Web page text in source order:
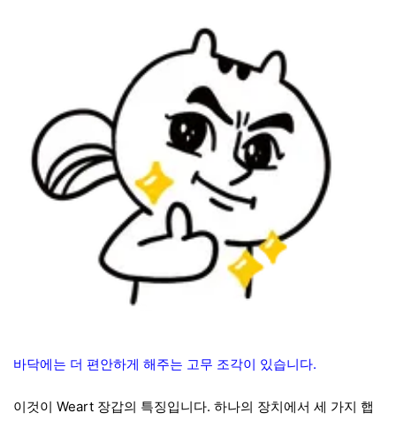
바닥에는 더 편안하게 해주는 고무 조각이 있습니다.
이것이 Weart 장갑의 특징입니다. 하나의 장치에서 세 가지 햅